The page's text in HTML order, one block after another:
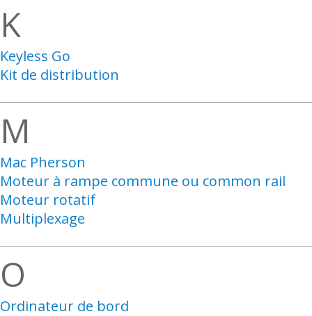
K
Keyless Go
Kit de distribution
M
Mac Pherson
Moteur à rampe commune ou common rail
Moteur rotatif
Multiplexage
O
Ordinateur de bord